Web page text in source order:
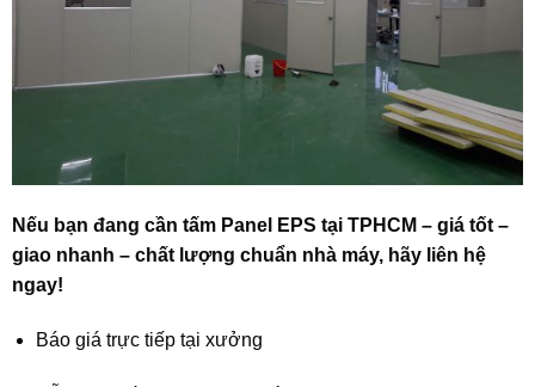
Nếu bạn đang cần tấm Panel EPS tại TPHCM – giá tốt –
giao nhanh – chất lượng chuẩn nhà máy, hãy liên hệ
ngay!
Báo giá trực tiếp tại xưởng